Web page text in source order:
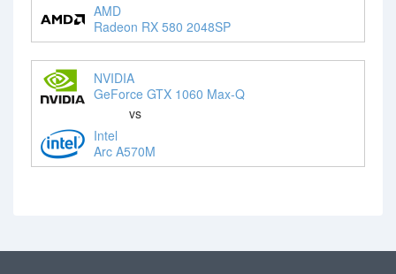
AMD
Radeon RX 580 2048SP
NVIDIA
GeForce GTX 1060 Max-Q
vs
Intel
Arc A570M